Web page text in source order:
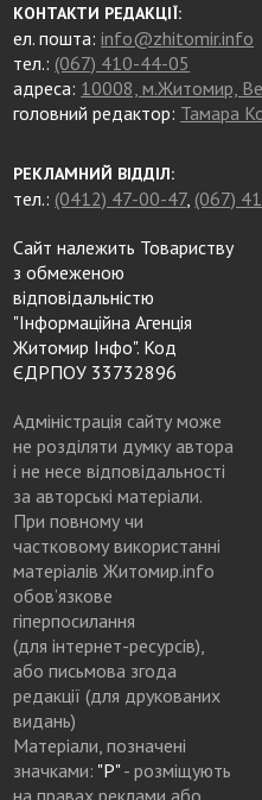
КОНТАКТИ РЕДАКЦІЇ:
ел. пошта:info@zhitomir.info
тел.: (067) 410-44-05
адреса: 10008, м.Житомир,
головний редактор: Тамара
РЕКЛАМНИЙ ВІДДІЛ:
тел.: (0412) 47-00-47, (067)
Сайт належить Товариству
з обмеженою
відповідальністю
"Інформаційна Агенція
Житомир Інфо". Код
ЄДРПОУ 33732896
Адміністрація сайту може
не розділяти думку автора
і не несе відповідальності
за авторські матеріали.
При повному чи
частковому використанні
матеріалів Житомир.info
обов’язкове
гіперпосилання
(для інтернет-ресурсів),
або письмова згода
редакції (для друкованих
видань)
Матеріали, позначені
значками: "Р"- розміщують
на правах реклами або